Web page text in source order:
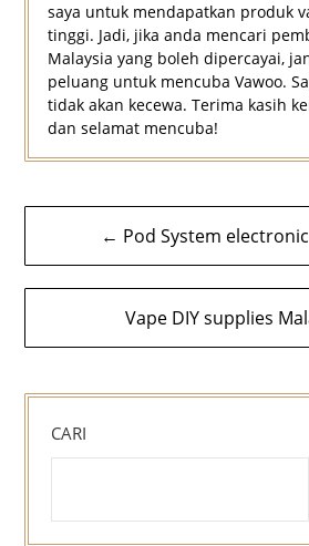
saya untuk mendapatkan produk
tinggi. Jadi, jika anda mencari
Malaysia yang boleh dipercayai,
peluang untuk mencuba Vawoo.
tidak akan kecewa. Terima kasih
dan selamat mencuba!
Navigasi
kiriman
← Pod System
Vape DIY supplies
CARI